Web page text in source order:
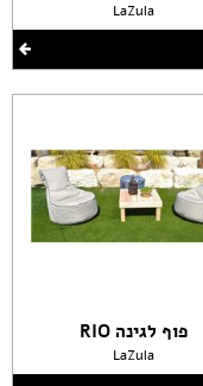
LaZula
פוף לגינה RIO
LaZula